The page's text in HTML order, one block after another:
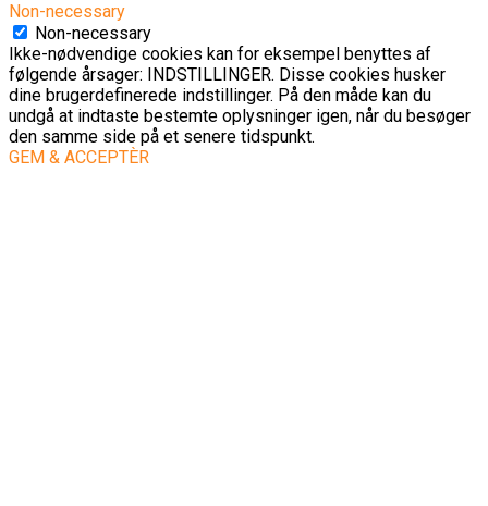
Non-necessary
Non-necessary
Ikke-nødvendige cookies kan for eksempel benyttes af
følgende årsager: INDSTILLINGER. Disse cookies husker
dine brugerdefinerede indstillinger. På den måde kan du
undgå at indtaste bestemte oplysninger igen, når du besøger
den samme side på et senere tidspunkt.
GEM & ACCEPTÈR